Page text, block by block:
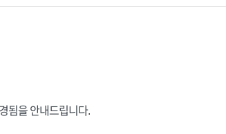
됨을 안내드립니다.